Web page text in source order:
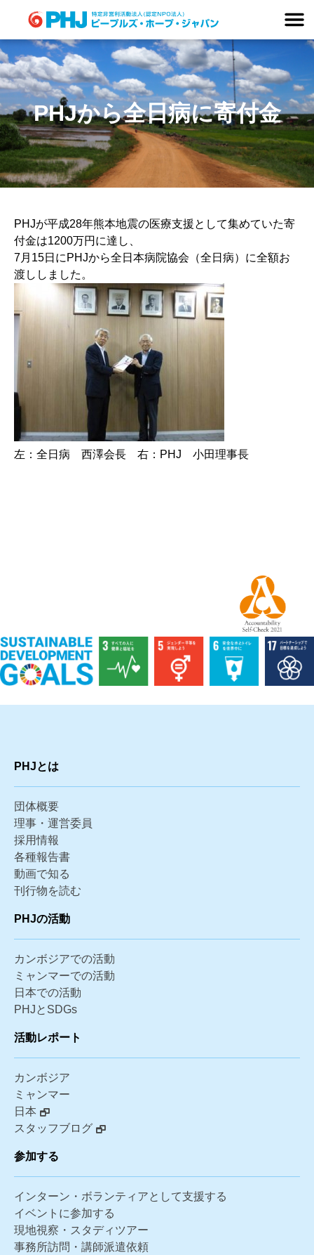
content
PHJから全日病に寄付金
PHJが平成28年熊本地震の医療支援として集めていた寄
付金は1200万円に達し、
7月15日にPHJから全日本病院協会（全日病）に全額お
渡ししました。
左：全日病 西澤会長 右：PHJ 小田理事長
PHJとは
団体概要
理事・運営委員
採用情報
各種報告書
動画で知る
刊行物を読む
PHJの活動
カンボジアでの活動
ミャンマーでの活動
日本での活動
PHJとSDGs
活動レポート
カンボジア
ミャンマー
日本
スタッフブログ
参加する
インターン・ボランティアとして支援する
イベントに参加する
現地視察・スタディツアー
事務所訪問・講師派遣依頼